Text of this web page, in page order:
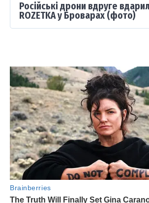
Російські дрони вдруге
ROZETKA у Броварах (фото)